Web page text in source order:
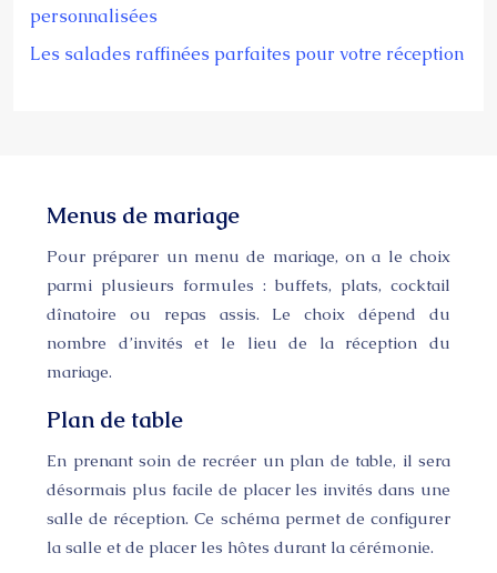
personnalisées
Les salades raffinées parfaites pour votre réception
Menus de mariage
Pour préparer un menu de mariage, on a le choix
parmi plusieurs formules : buffets, plats, cocktail
dînatoire ou repas assis. Le choix dépend du
nombre d’invités et le lieu de la réception du
mariage.
Plan de table
En prenant soin de recréer un plan de table, il sera
désormais plus facile de placer les invités dans une
salle de réception. Ce schéma permet de configurer
la salle et de placer les hôtes durant la cérémonie.